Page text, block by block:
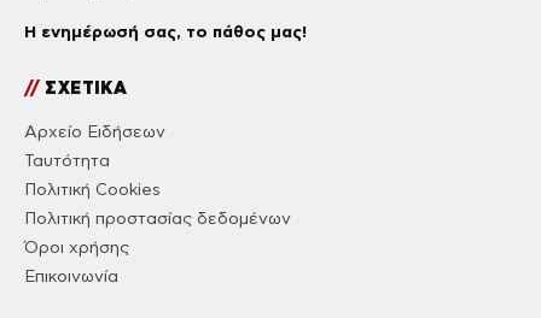
Η ενημέρωσή σας, το πάθος μας!
//ΣΧΕΤΙΚΑ
Αρχείο Ειδήσεων
Ταυτότητα
Πολιτική Cookies
Πολιτική προστασίας δεδομένων
Όροι χρήσης
Επικοινωνία